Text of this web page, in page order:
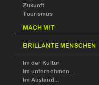
Zukunft
Tourismus
MACH MIT
BRILLANTE MENSCHEN
Im der Kultur
Im unternehmen...
Im Ausland...